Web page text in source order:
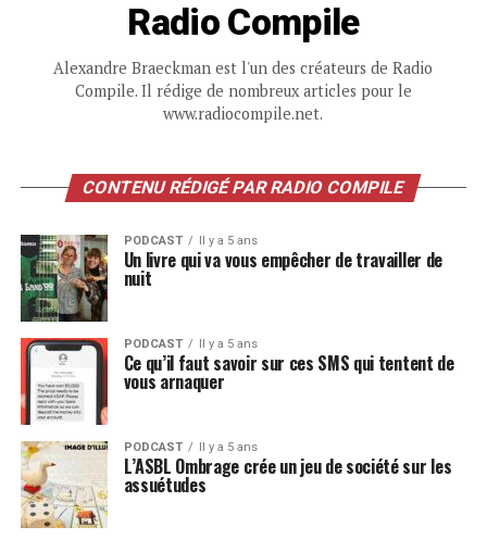
Radio Compile
Alexandre Braeckman est l'un des créateurs de Radio
Compile. Il rédige de nombreux articles pour le
www.radiocompile.net.
CONTENU RÉDIGÉ PAR RADIO COMPILE
PODCAST Il y a 5 ans
Un livre qui va vous empêcher de travailler de
nuit
PODCAST Il y a 5 ans
Ce qu’il faut savoir sur ces SMS qui tentent de
vous arnaquer
PODCAST Il y a 5 ans
L’ASBL Ombrage crée un jeu de société sur les
assuétudes